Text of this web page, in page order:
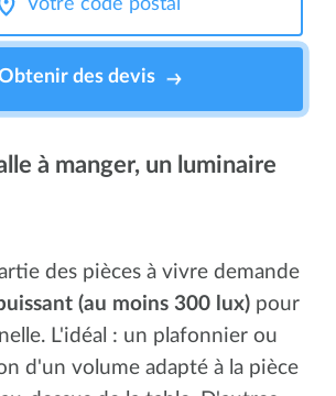
des devis
à manger, un luminaire
des pièces à vivre demande
(au moins 300 lux) pour
L'idéal : un plafonnier ou
d'un volume adapté à la pièce